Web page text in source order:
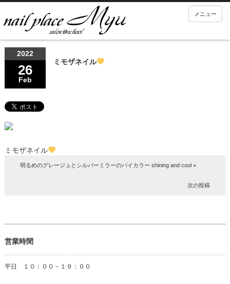
メニュー
2022
26
Feb
ミモザネイル
ミモザネイル
明るめのグレージュとシルバーミラーのバイカラー shining and cool ⭐︎
次の投稿
営業時間
平日 １０：００－１９：００